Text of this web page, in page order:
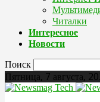
Читалки
Интересное
Новости
Поиск
Пятница, 7 августа,